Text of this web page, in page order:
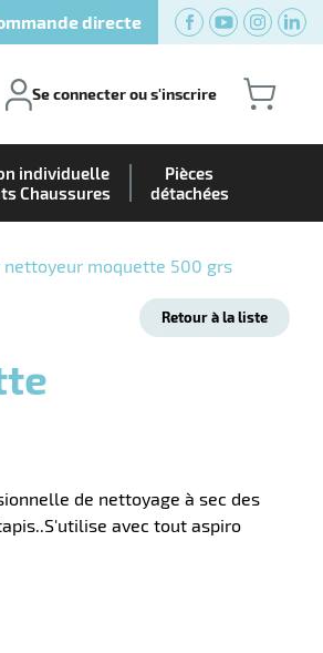
directe
Se connecter ou s'inscrire
individuelle
Chaussures
Pièces
détachées
nettoyeur moquette 500 grs
Retour à la liste
de nettoyage à sec des
avec tout aspiro